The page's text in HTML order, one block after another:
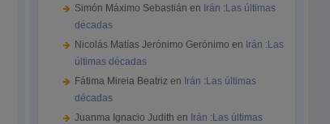
Simón Máximo Sebastián en Irán :Las últimas
décadas
Nicolás Matías Jerónimo Gerónimo en Irán :Las
últimas décadas
Fátima Mireia Beatriz en Irán :Las últimas
décadas
Juanma Ignacio Judith en Irán :Las últimas